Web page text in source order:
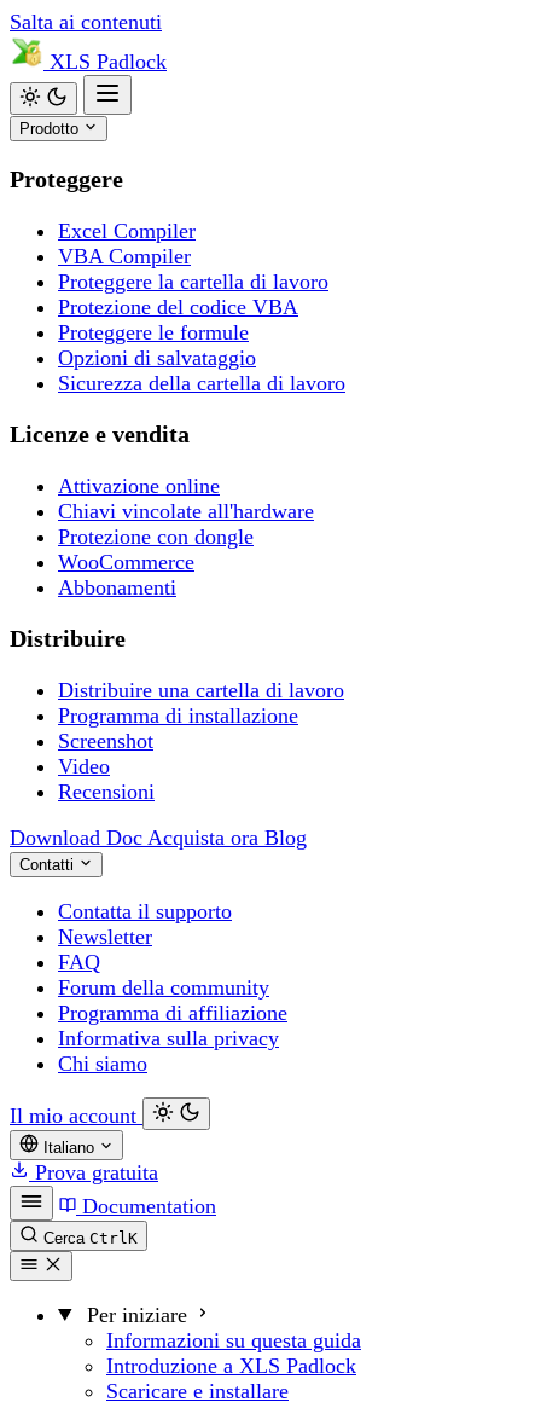
Salta ai contenuti
XLS Padlock
Prodotto
Proteggere
Excel Compiler
VBA Compiler
Proteggere la cartella di lavoro
Protezione del codice VBA
Proteggere le formule
Opzioni di salvataggio
Sicurezza della cartella di lavoro
Licenze e vendita
Attivazione online
Chiavi vincolate all'hardware
Protezione con dongle
WooCommerce
Abbonamenti
Distribuire
Distribuire una cartella di lavoro
Programma di installazione
Screenshot
Video
Recensioni
Download Doc Acquista ora Blog
Contatti
Contatta il supporto
Newsletter
FAQ
Forum della community
Programma di affiliazione
Informativa sulla privacy
Chi siamo
Il mio account
Italiano
Prova gratuita
Documentation
Cerca CtrlK
Per iniziare
Informazioni su questa guida
Introduzione a XLS Padlock
Scaricare e installare